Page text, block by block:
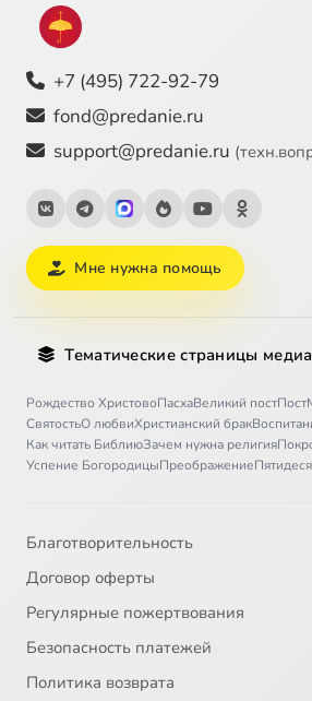
+7 (495) 722-92-79
fond@predanie.ru
support@predanie.ru
Мне нужна помощь
Тематические страницы
Рождество ХристовоПасхаВеликий постПост
СвятостьО любвиХристианский брак
Как читать БиблиюЗачем нужна религия
Успение БогородицыПреображение
Благотворительность
Договор оферты
Регулярные пожертвования
Безопасность платежей
Политика возврата